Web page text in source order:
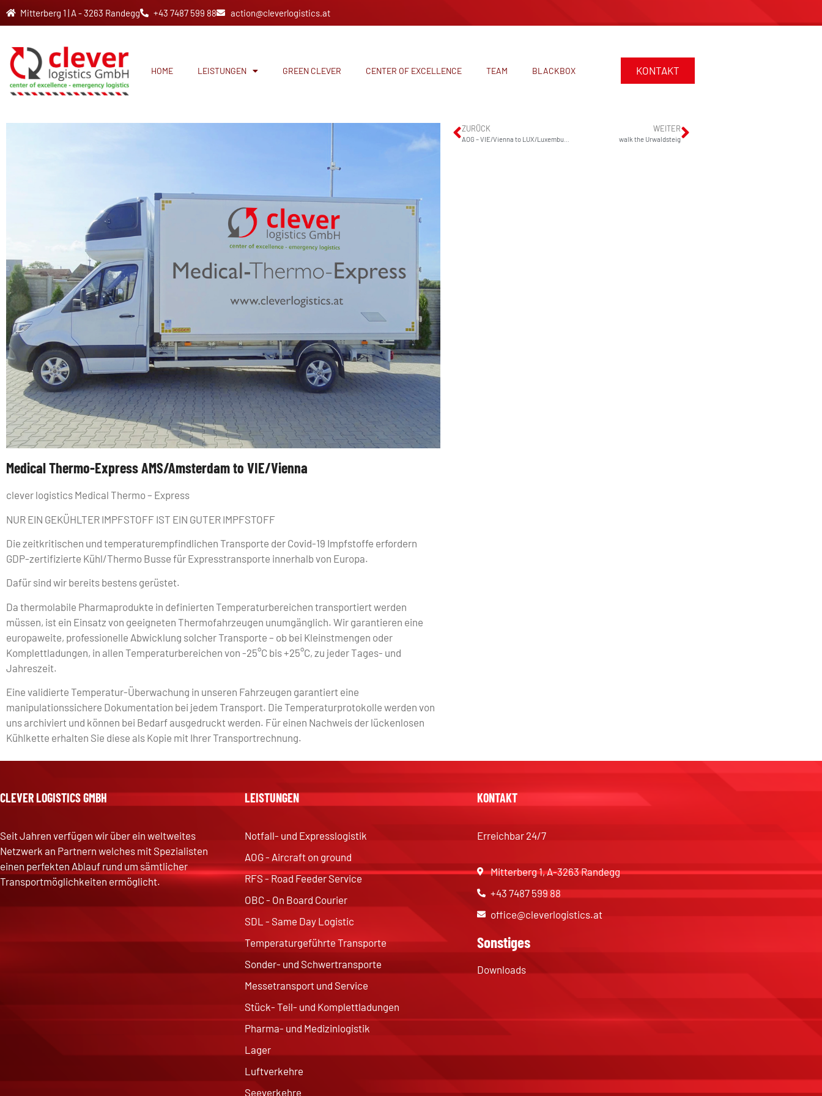
Mitterberg 1 | A - 3263 Randegg +43 7487 599 88 action@cleverlogistics.at
HOME LEISTUNGEN GREEN CLEVER CENTER OF EXCELLENCE TEAM BLACKBOX KONTAKT
Medical Thermo-Express AMS/Amsterdam to VIE/Vienna
clever logistics Medical Thermo – Express
NUR EIN GEKÜHLTER IMPFSTOFF IST EIN GUTER IMPFSTOFF
Die zeitkritischen und temperaturempfindlichen Transporte der Covid-19 Impfstoffe erfordern
GDP-zertifizierte Kühl/Thermo Busse für Expresstransporte innerhalb von Europa.
Dafür sind wir bereits bestens gerüstet.
Da thermolabile Pharmaprodukte in definierten Temperaturbereichen transportiert werden
müssen, ist ein Einsatz von geeigneten Thermofahrzeugen unumgänglich. Wir garantieren eine
europaweite, professionelle Abwicklung solcher Transporte – ob bei Kleinstmengen oder
Komplettladungen, in allen Temperaturbereichen von -25°C bis +25°C, zu jeder Tages- und
Jahreszeit.
Eine validierte Temperatur-Überwachung in unseren Fahrzeugen garantiert eine
manipulationssichere Dokumentation bei jedem Transport. Die Temperaturprotokolle werden von
uns archiviert und können bei Bedarf ausgedruckt werden. Für einen Nachweis der lückenlosen
Kühlkette erhalten Sie diese als Kopie mit Ihrer Transportrechnung.
ZURÜCK WEITER
walk the Urwaldsteig
CLEVER LOGISTICS GMBH
Seit Jahren verfügen wir über ein weltweites
Netzwerk an Partnern welches mit Spezialisten
einen perfekten Ablauf rund um sämtlicher
Transportmöglichkeiten ermöglicht.
LEISTUNGEN
Notfall- und Expresslogistik
AOG - Aircraft on ground
RFS - Road Feeder Service
OBC - On Board Courier
SDL - Same Day Logistic
Temperaturgeführte Transporte
Sonder- und Schwertransporte
Messetransport und Service
Stück- Teil- und Komplettladungen
Pharma- und Medizinlogistik
Lager
Luftverkehre
Seeverkehre
KONTAKT
Erreichbar 24/7
Mitterberg 1, A-3263 Randegg
+43 7487 599 88
office@cleverlogistics.at
Sonstiges
Downloads